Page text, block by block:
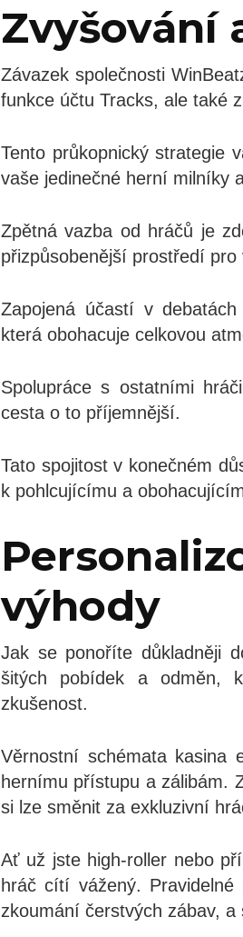
Zvyšování
Závazek společnosti
funkce účtu Tracks, ale také
Tento průkopnický strategie
vaše jedinečné herní milníky
Zpětná vazba od hráčů je
přizpůsobenější prostředí pro
Zapojená účastí v
která obohacuje celkovou
Spolupráce s ostatními
cesta o to příjemnější.
Tato spojitost v konečném
k pohlcujícímu a
výhody
Jak se ponoříte důkladněji
šitých pobídek a odměn,
zkušenost.
Věrnostní schémata kasina
hernímu přístupu a zálibám.
si lze směnit za exkluzivní
Ať už jste high-roller nebo
hráč cítí vážený.
zkoumání čerstvých zábav,